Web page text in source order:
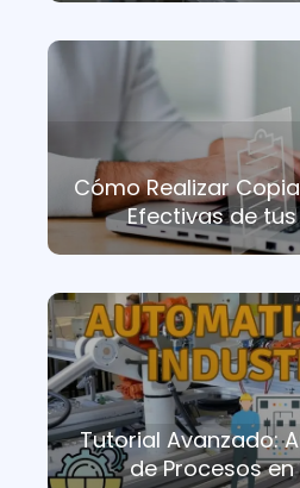
Cómo Realizar
Efectivas de
Tutorial Avanzado:
de Procesos